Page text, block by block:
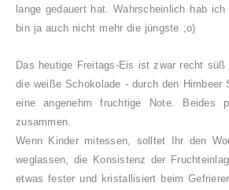
lange gedauert hat. Wahrscheinlich hab ich
bin ja auch nicht mehr die jüngste ;o)
Das heutige Freitags-Eis ist zwar recht
die weiße Schokolade - durch den Himbeer
eine angenehm fruchtige Note. Beides
zusammen.
Wenn Kinder mitessen, solltet Ihr den
weglassen, die Konsistenz der
etwas fester und kristallisiert beim